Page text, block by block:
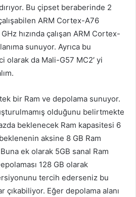
Bu çipset beraberinde 2
ARM Cortex-A76
hızında çalışan ARM Cortex-
sunuyor. Ayrıca bu
olarak da Mali-G57 MC2′ yi
bir Ram ve depolama sunuyor.
olduğunu belirtmekte
beklenecek Ram kapasitesi 6
aksine 8 GB Ram
ek olarak 5GB sanal Ram
128 GB olarak
tercih ederseniz bu
çıkabiliyor. Eğer depolama alanı